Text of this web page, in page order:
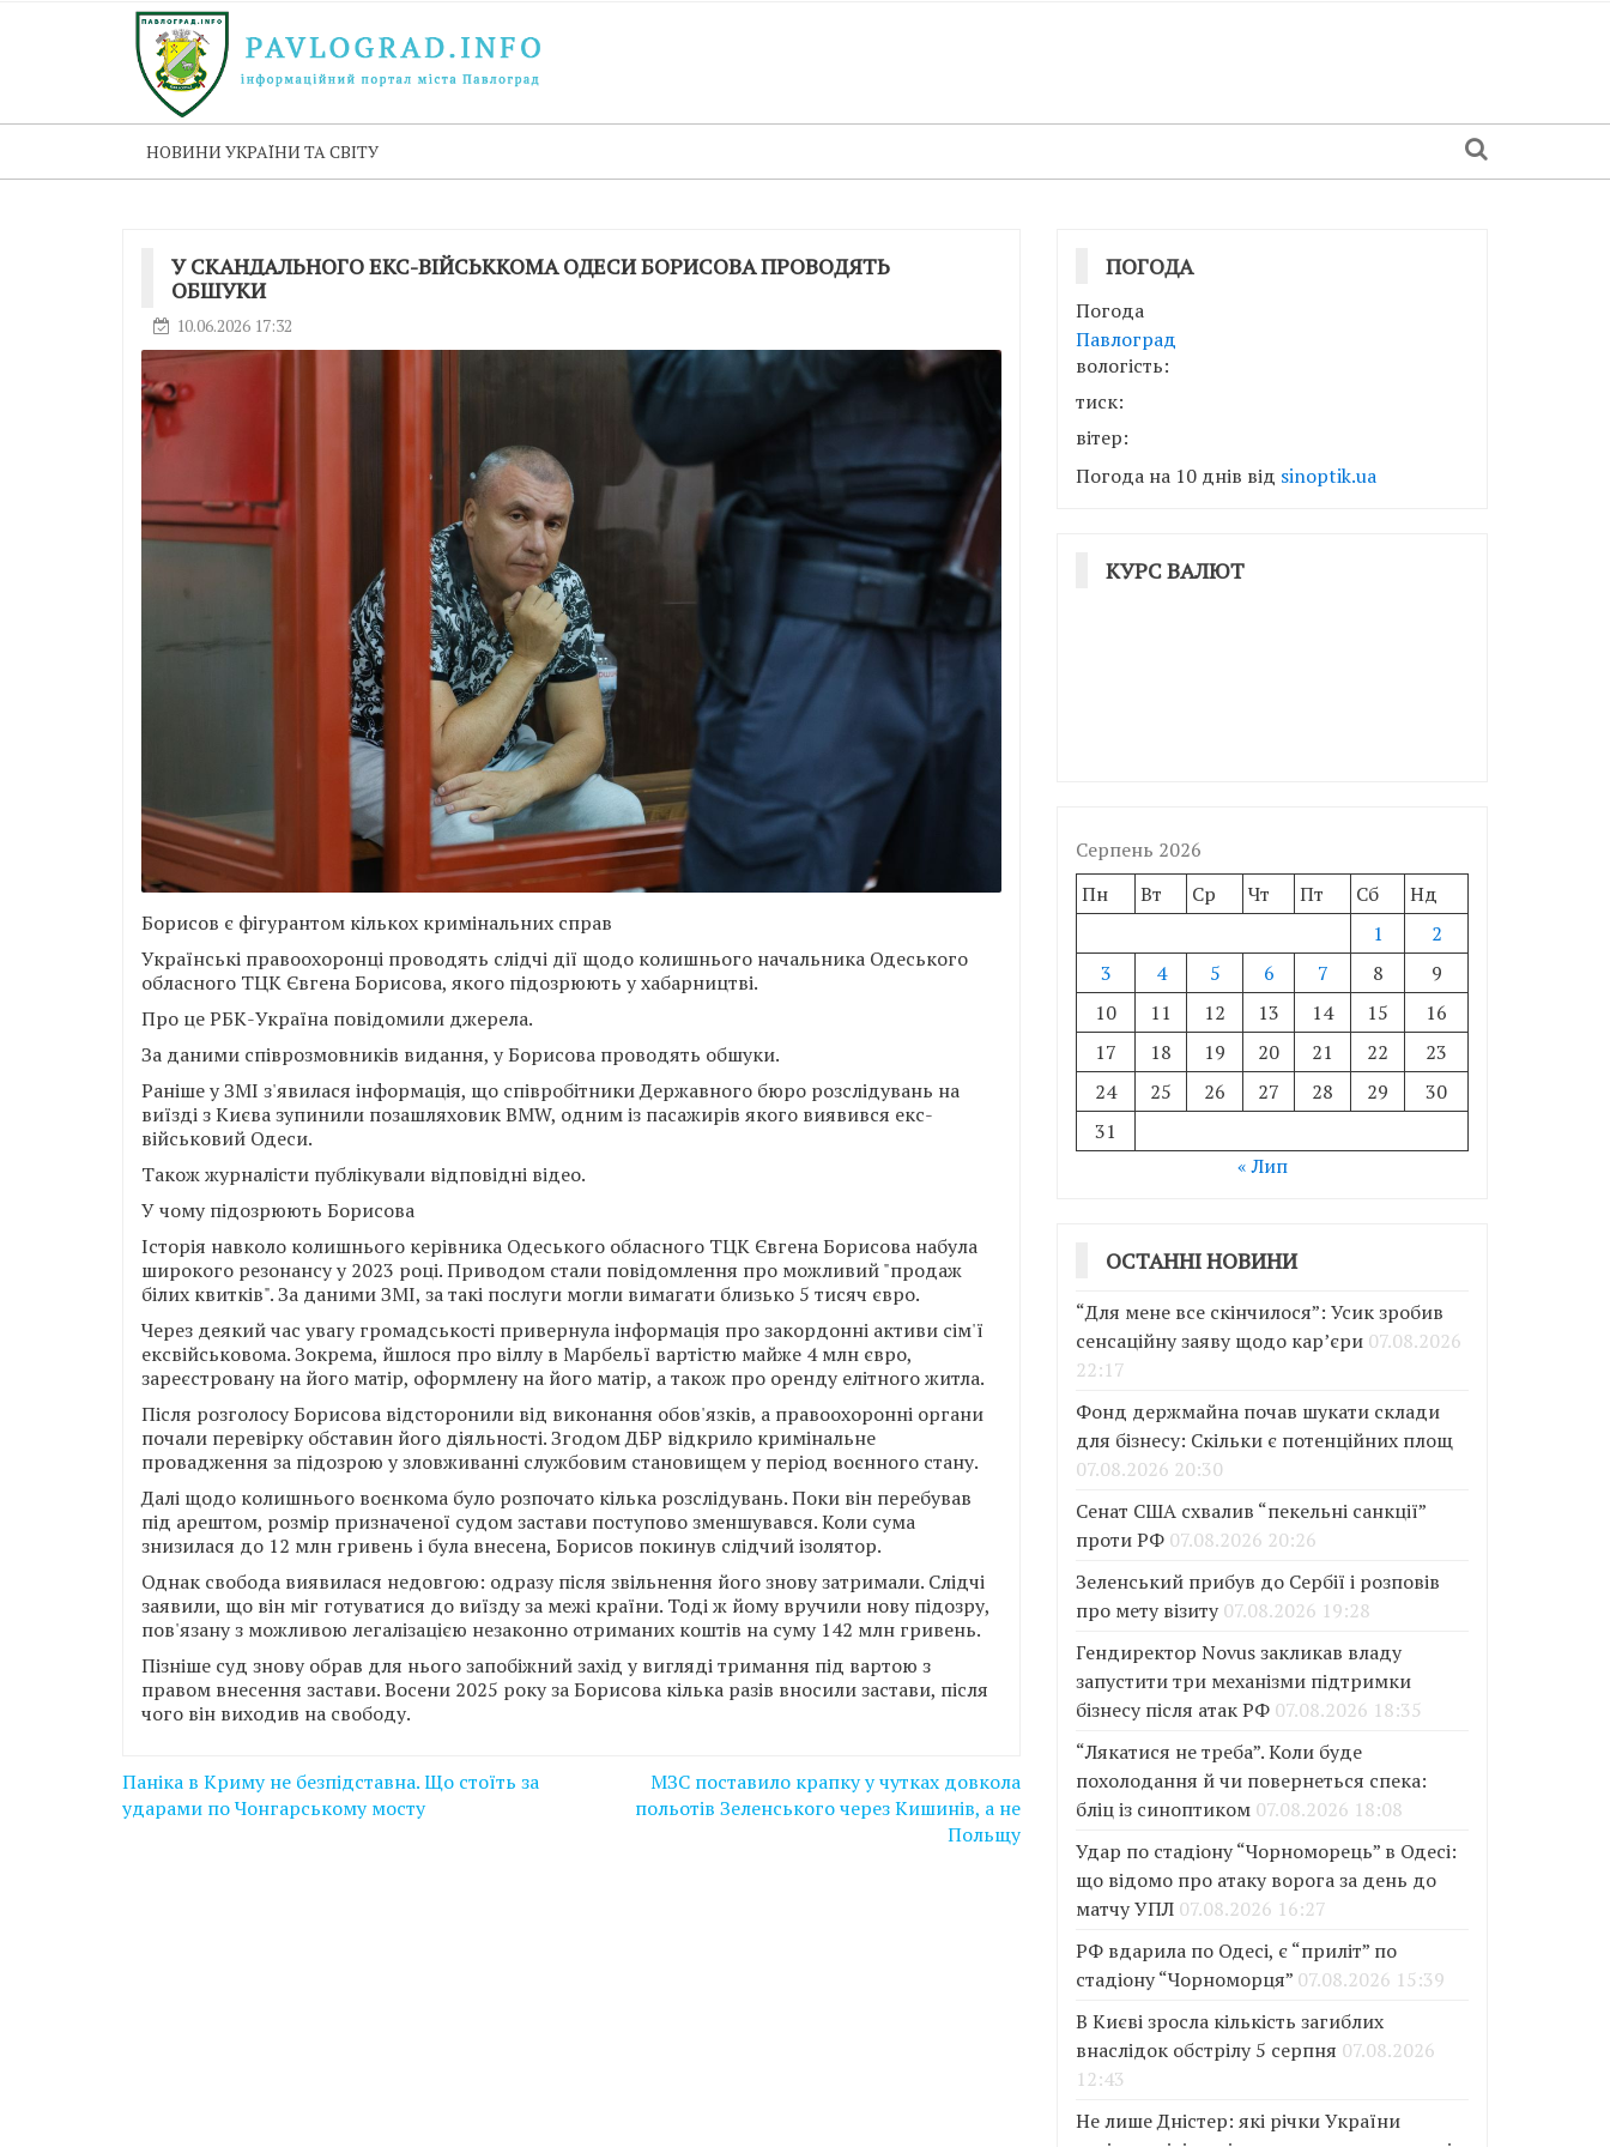
НОВИНИ УКРАЇНИ ТА СВІТУ
У СКАНДАЛЬНОГО ЕКС-ВІЙСЬККОМА ОДЕСИ БОРИСОВА ПРОВОДЯТЬ
ОБШУКИ
10.06.2026 17:32
Борисов є фігурантом кількох кримінальних справ
Українські правоохоронці проводять слідчі дії щодо колишнього начальника Одеського
обласного ТЦК Євгена Борисова, якого підозрюють у хабарництві.
Про це РБК-Україна повідомили джерела.
За даними співрозмовників видання, у Борисова проводять обшуки.
Раніше у ЗМІ з'явилася інформація, що співробітники Державного бюро розслідувань на
виїзді з Києва зупинили позашляховик BMW, одним із пасажирів якого виявився екс-
військовий Одеси.
Також журналісти публікували відповідні відео.
У чому підозрюють Борисова
Історія навколо колишнього керівника Одеського обласного ТЦК Євгена Борисова набула
широкого резонансу у 2023 році. Приводом стали повідомлення про можливий "продаж
білих квитків". За даними ЗМІ, за такі послуги могли вимагати близько 5 тисяч євро.
Через деякий час увагу громадськості привернула інформація про закордонні активи сім'ї
ексвійськовома. Зокрема, йшлося про віллу в Марбельї вартістю майже 4 млн євро,
зареєстровану на його матір, оформлену на його матір, а також про оренду елітного житла.
Після розголосу Борисова відсторонили від виконання обов'язків, а правоохоронні органи
почали перевірку обставин його діяльності. Згодом ДБР відкрило кримінальне
провадження за підозрою у зловживанні службовим становищем у період воєнного стану.
Далі щодо колишнього воєнкома було розпочато кілька розслідувань. Поки він перебував
під арештом, розмір призначеної судом застави поступово зменшувався. Коли сума
знизилася до 12 млн гривень і була внесена, Борисов покинув слідчий ізолятор.
Однак свобода виявилася недовгою: одразу після звільнення його знову затримали. Слідчі
заявили, що він міг готуватися до виїзду за межі країни. Тоді ж йому вручили нову підозру,
пов'язану з можливою легалізацією незаконно отриманих коштів на суму 142 млн гривень.
Пізніше суд знову обрав для нього запобіжний захід у вигляді тримання під вартою з
правом внесення застави. Восени 2025 року за Борисова кілька разів вносили застави, після
чого він виходив на свободу.
Навігація
записів
Паніка в Криму не безпідставна. Що стоїть за
ударами по Чонгарському мосту
МЗС поставило крапку у чутках довкола
польотів Зеленського через Кишинів, а не
Польщу
ПОГОДА
Погода
Павлоград
вологість:
тиск:
вітер:
Погода на 10 днів від sinoptik.ua
КУРС ВАЛЮТ
Серпень 2026
Пн
Вт Ср Чт Пт Сб
Нд
1
2
3
4 5 6 7 8
9
10
11 12 13 14 15
16
17
18 19 20 21 22
23
24
25 26 27 28 29
30
31
« Лип
ОСТАННІ НОВИНИ
“Для мене все скінчилося”: Усик зробив
сенсаційну заяву щодо кар’єри 07.08.2026
22:17
Фонд держмайна почав шукати склади
для бізнесу: Скільки є потенційних площ
07.08.2026 20:30
Сенат США схвалив “пекельні санкції”
проти РФ 07.08.2026 20:26
Зеленський прибув до Сербії і розповів
про мету візиту 07.08.2026 19:28
Гендиректор Novus закликав владу
запустити три механізми підтримки
бізнесу після атак РФ 07.08.2026 18:35
“Лякатися не треба”. Коли буде
похолодання й чи повернеться спека:
бліц із синоптиком 07.08.2026 18:08
Удар по стадіону “Чорноморець” в Одесі:
що відомо про атаку ворога за день до
матчу УПЛ 07.08.2026 16:27
РФ вдарила по Одесі, є “приліт” по
стадіону “Чорноморця” 07.08.2026 15:39
В Києві зросла кількість загиблих
внаслідок обстрілу 5 серпня 07.08.2026
12:43
Не лише Дністер: які річки України